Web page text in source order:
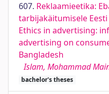
607. Reklaamieetika:
tarbijakäitumisele
Ethics in advertising:
advertising on
Bangladesh
Islam, Mohammad
bachelor's theses